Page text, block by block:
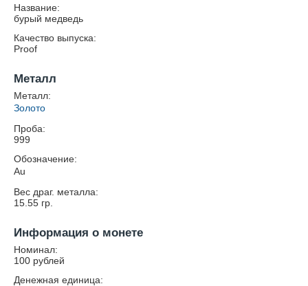
Название:
бурый медведь
Качество выпуска:
Proof
Металл
Металл:
Золото
Проба:
999
Обозначение:
Au
Вес драг. металла:
15.55 гр.
Информация о монете
Номинал:
100 рублей
Денежная единица: